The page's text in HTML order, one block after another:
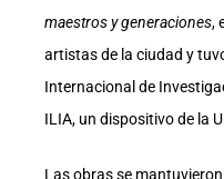
maestros y generaciones,
artistas de la ciudad y
Internacional de
ILIA, un dispositivo de la
Las obras se